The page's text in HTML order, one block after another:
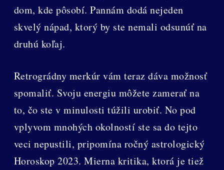
dom, kde pôsobí. Pannám dodá nejeden
skvelý nápad, ktorý by ste nemali odsunúť na
druhú koľaj.
Retrográdny merkúr vám teraz dáva možnosť
spomaliť. Svoju energiu môžete zamerať na
to, čo ste v minulosti túžili urobiť. No pod
vplyvom mnohých okolností ste sa do tejto
veci nepustili, pripomína ročný astrologický
Horoskop 2023. Mierna kritika, ktorá je tiež